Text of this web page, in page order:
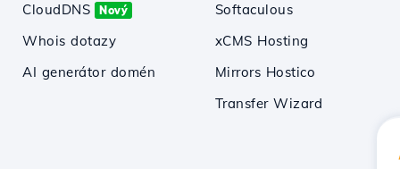
CloudDNS
Nový
Whois dotazy
AI generátor domén
Softaculous
xCMS Hosting
Mirrors Hostico
Transfer Wizard